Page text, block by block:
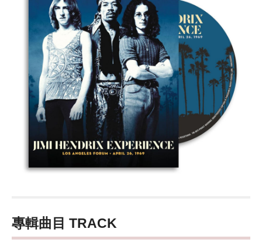
專輯曲目 TRACK